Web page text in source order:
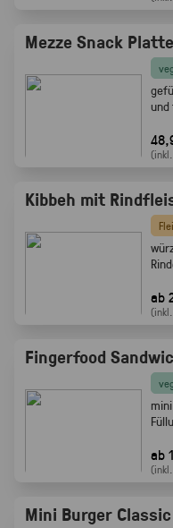
Mezze Snack Platte
Kibbeh mit
ab
Fingerfood
ab
Mini Burger Classic